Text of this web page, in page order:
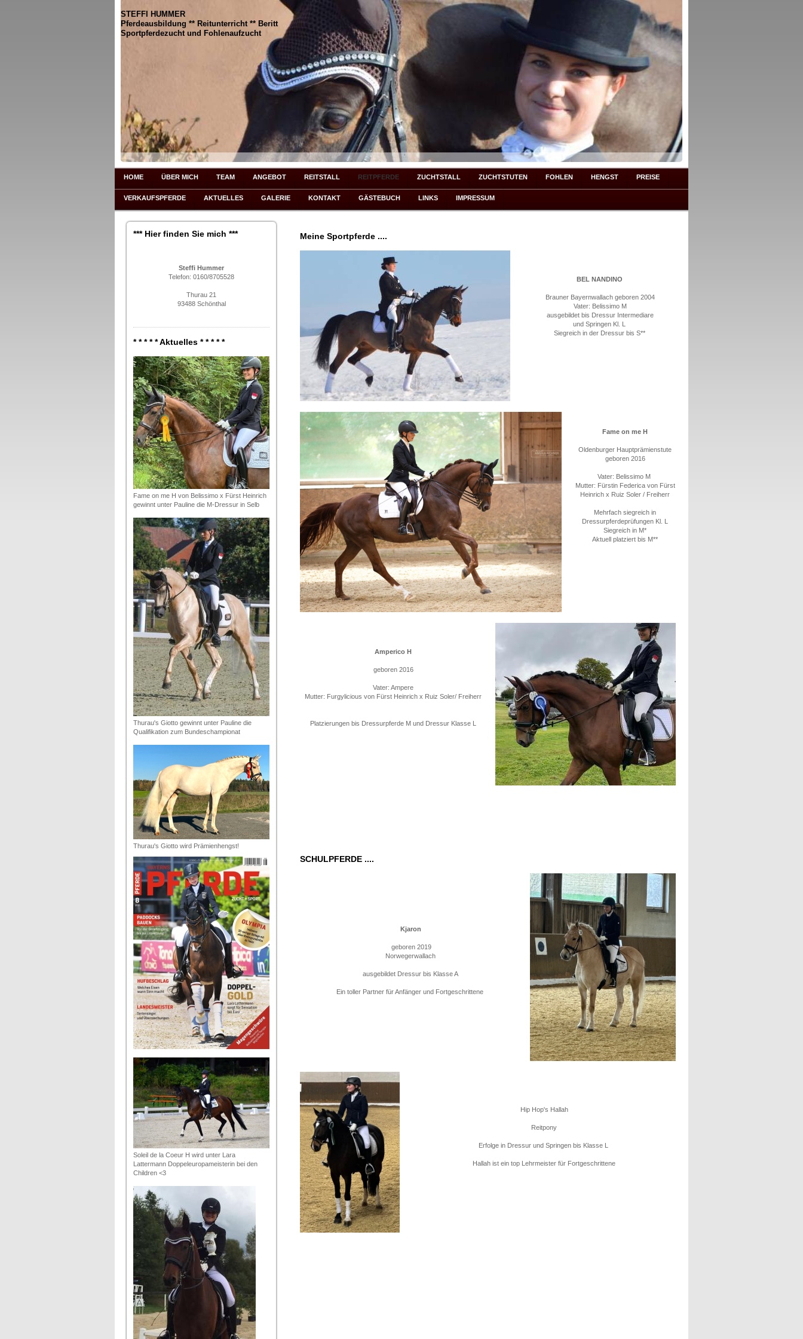
STEFFI HUMMER
Pferdeausbildung ** Reitunterricht ** Beritt
Sportpferdezucht und Fohlenaufzucht
HOME ÜBER MICH TEAM ANGEBOT REITSTALL REITPFERDE ZUCHTSTALL ZUCHTSTUTEN FOHLEN HENGST PREISE
VERKAUFSPFERDE AKTUELLES GALERIE KONTAKT GÄSTEBUCH LINKS IMPRESSUM
*** Hier finden Sie mich ***
Steffi Hummer
Telefon: 0160/8705528
Thurau 21
93488 Schönthal
* * * * * Aktuelles * * * * *
Fame on me H von Belissimo x Fürst Heinrich
gewinnt unter Pauline die M-Dressur in Selb
Thurau's Giotto gewinnt unter Pauline die
Qualifikation zum Bundeschampionat
Thurau's Giotto wird Prämienhengst!
Soleil de la Coeur H wird unter Lara
Lattermann Doppeleuropameisterin bei den
Children <3
Meine Sportpferde ....
BEL NANDINO
Brauner Bayernwallach geboren 2004
Vater: Belissimo M
ausgebildet bis Dressur Intermediare
und Springen Kl. L
Siegreich in der Dressur bis S**
Fame on me H
Oldenburger Hauptprämienstute
geboren 2016
Vater: Belissimo M
Mutter: Fürstin Federica von Fürst
Heinrich x Ruiz Soler / Freiherr
Mehrfach siegreich in
Dressurpferdeprüfungen Kl. L
Siegreich in M*
Aktuell platziert bis M**
Amperico H
geboren 2016
Vater: Ampere
Mutter: Furgylicious von Fürst Heinrich x Ruiz Soler/ Freiherr
Platzierungen bis Dressurpferde M und Dressur Klasse L
SCHULPFERDE ....
Kjaron
geboren 2019
Norwegerwallach
ausgebildet Dressur bis Klasse A
Ein toller Partner für Anfänger und Fortgeschrittene
Hip Hop's Hallah
Reitpony
Erfolge in Dressur und Springen bis Klasse L
Hallah ist ein top Lehrmeister für Fortgeschrittene